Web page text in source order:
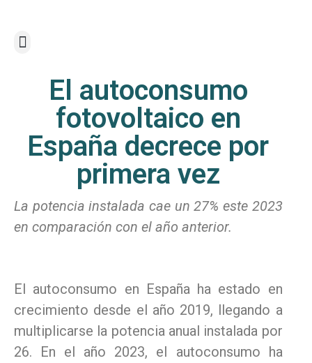
El autoconsumo
fotovoltaico en
España decrece por
primera vez
La potencia instalada cae un 27% este 2023
en comparación con el año anterior.
El autoconsumo en España ha estado en
crecimiento desde el año 2019, llegando a
multiplicarse la potencia anual instalada por
26. En el año 2023, el autoconsumo ha